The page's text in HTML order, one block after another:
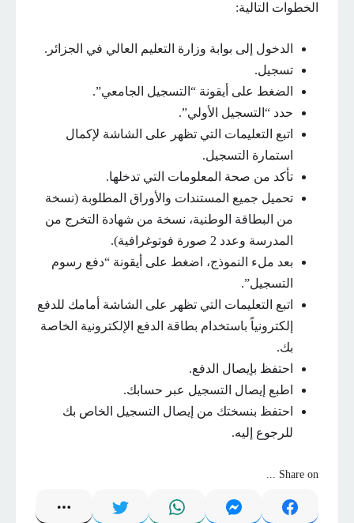
الخطوات التالية:
الدخول إلى بوابة وزارة التعليم العالي في الجزائر.
تسجيل.
الضغط على أيقونة “التسجيل الجامعي”.
حدد “التسجيل الأولي”.
اتبع التعليمات التي تظهر على الشاشة لإكمال
استمارة التسجيل.
تأكد من صحة المعلومات التي تدخلها.
تحميل جميع المستندات والأوراق المطلوبة (نسخة
من البطاقة الوطنية، نسخة من شهادة التخرج من
المدرسة وعدد 2 صورة فوتوغرافية).
بعد ملء النموذج، اضغط على أيقونة “دفع رسوم
التسجيل”.
اتبع التعليمات التي تظهر على الشاشة أمامك للدفع
إلكترونياً باستخدام بطاقة الدفع الإلكترونية الخاصة
بك.
احتفظ بإيصال الدفع.
اطبع إيصال التسجيل عبر حسابك.
احتفظ بنسختك من إيصال التسجيل الخاص بك
للرجوع إليه.
Share on ...